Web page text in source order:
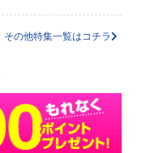
その他特集一覧はコチラ